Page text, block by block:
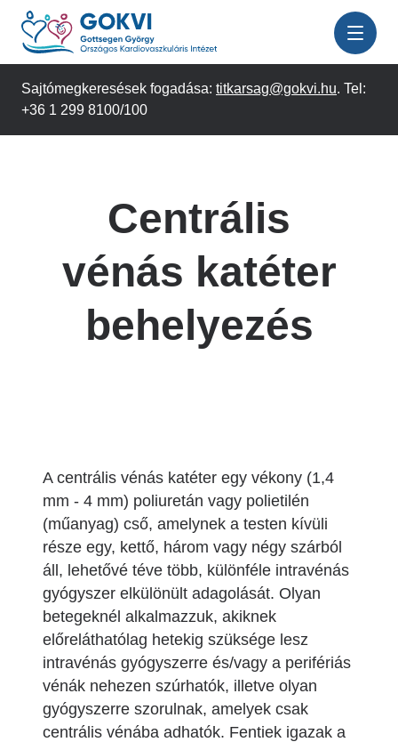
Ugrás
tartalomra
Sajtómegkeresések fogadása: titkarsag@gokvi.hu. Tel:
+36 1 299 8100/100
Centrális
vénás katéter
behelyezés
A centrális vénás katéter egy vékony (1,4
mm - 4 mm) poliuretán vagy polietilén
(műanyag) cső, amelynek a testen kívüli
része egy, kettő, három vagy négy szárból
áll, lehetővé téve több, különféle intravénás
gyógyszer elkülönült adagolását. Olyan
betegeknél alkalmazzuk, akiknek
előreláthatólag hetekig szüksége lesz
intravénás gyógyszerre és/vagy a perifériás
vénák nehezen szúrhatók, illetve olyan
gyógyszerre szorulnak, amelyek csak
centrális vénába adhatók. Fentiek igazak a